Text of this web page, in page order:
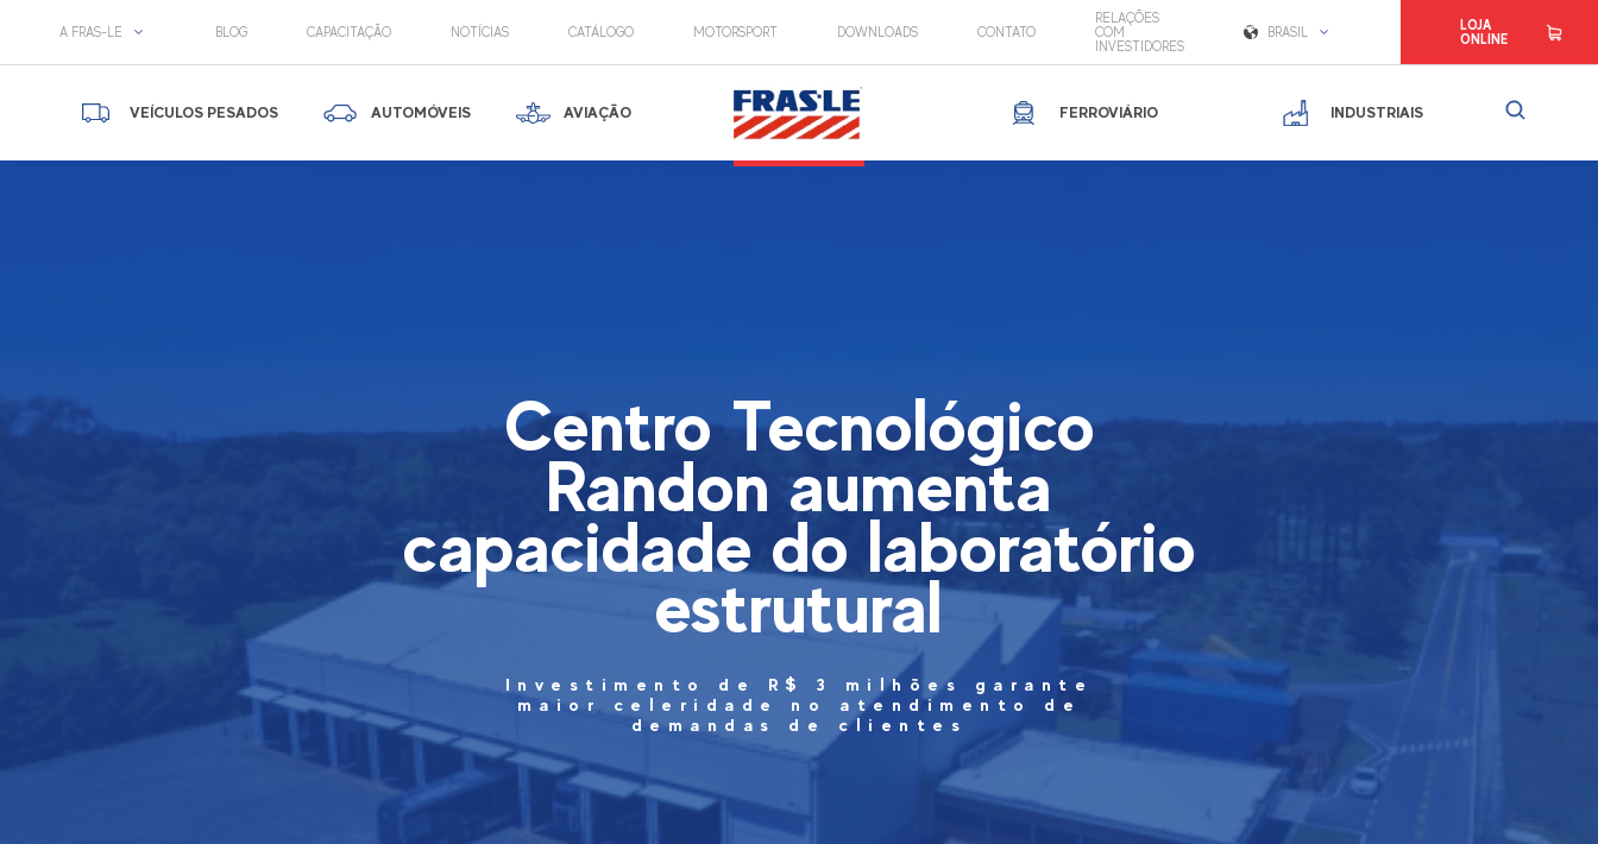
A FRAS-LE BLOG CAPACITAÇÃO NOTÍCIAS CATÁLOGO MOTORSPORT DOWNLOADS CONTATO
RELAÇÕES
COM
INVESTIDORES
BRASIL
LOJA
ONLINE
VEÍCULOS PESADOS AUTOMÓVEIS AVIAÇÃO FERROVIÁRIO INDUSTRIAIS
Centro Tecnológico
Randon aumenta
capacidade do laboratório
estrutural
Investimento de R$ 3 milhões garante
maior celeridade no atendimento de
demandas de clientes